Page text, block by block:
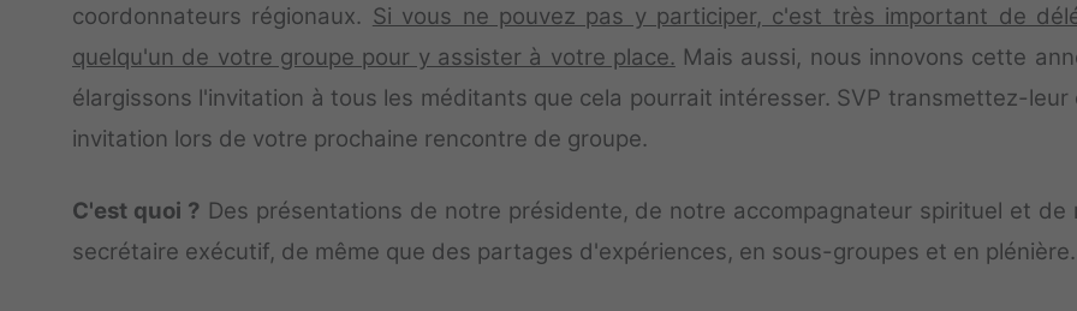
coordonnateurs régionaux. Si vous ne pouvez pas y participer, c'est très important de
quelqu'un de votre groupe pour y assister à votre place. Mais aussi, nous innovons cette
élargissons l'invitation à tous les méditants que cela pourrait intéresser. SVP transmettez-leur
invitation lors de votre prochaine rencontre de groupe.
C'est quoi ? Des présentations de notre présidente, de notre accompagnateur spirituel et de
secrétaire exécutif, de même que des partages d'expériences, en sous-groupes et en plénière.